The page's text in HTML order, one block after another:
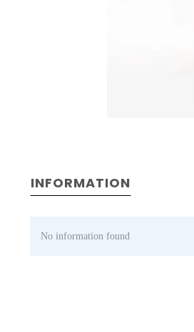
INFORMATION
No information found